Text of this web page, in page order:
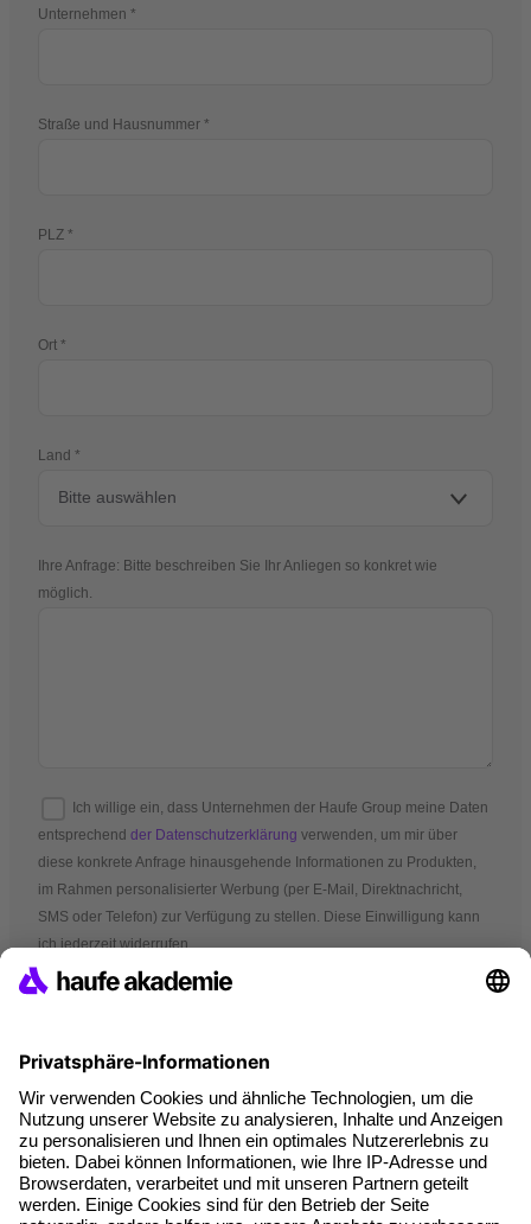
Unternehmen
Straße und Hausnummer
PLZ
Ort
Land
Ihre Anfrage: Bitte beschreiben Sie Ihr Anliegen so konkret wie
möglich.
Ich willige ein, dass Unternehmen der Haufe Group meine Daten
entsprechend der Datenschutzerklärung verwenden, um mir über
diese konkrete Anfrage hinausgehende Informationen zu Produkten,
im Rahmen personalisierter Werbung (per E-Mail, Direktnachricht,
SMS oder Telefon) zur Verfügung zu stellen. Diese Einwilligung kann
ich jederzeit widerrufen.
*Pflichtfelder
AGB